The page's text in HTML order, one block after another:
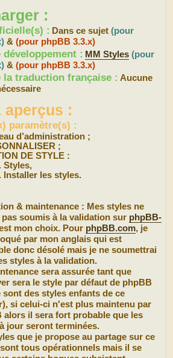
:
: Dans ce sujet(pour
&(pour phpBB 3.3.x)
développement : MM Styles (pour
&(pour phpBB 3.3.x)
la traduction française : Aucune
aperçus :
paramètre(s) :
d’administration ;
;
DE STYLE :
Styles,
Installer les styles.
& maintenance : Mes styles ne
soumis à la validation sur phpBB-
mon choix. Pour phpBB.com, je
par mon anglais qui est
donc désolé mais je ne soumettrai
styles à la validation.
sera assurée tant que
sera le style par défaut de phpBB
sont des styles enfants de ce
si celui-ci n'est plus maintenu par
alors il sera fort probable que les
jour seront terminées.
que je propose au partage sur ce
tous opérationnels mais il se